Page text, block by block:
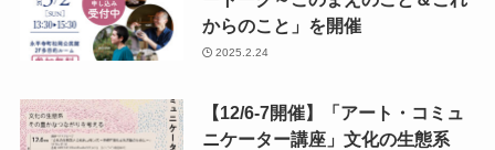
からのこと」を開催
2025.2.24
【12/6-7開催】「アート・コミュ
ニケーター講座」文化の生態系